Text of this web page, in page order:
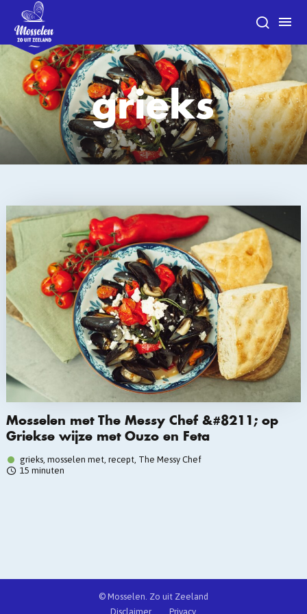
grieks
Mosselen met The Messy Chef &#8211; op
Griekse wijze met Ouzo en Feta
grieks, mosselen met, recept, The Messy Chef
15 minuten
© Mosselen. Zo uit Zeeland
Disclaimer
Privacy